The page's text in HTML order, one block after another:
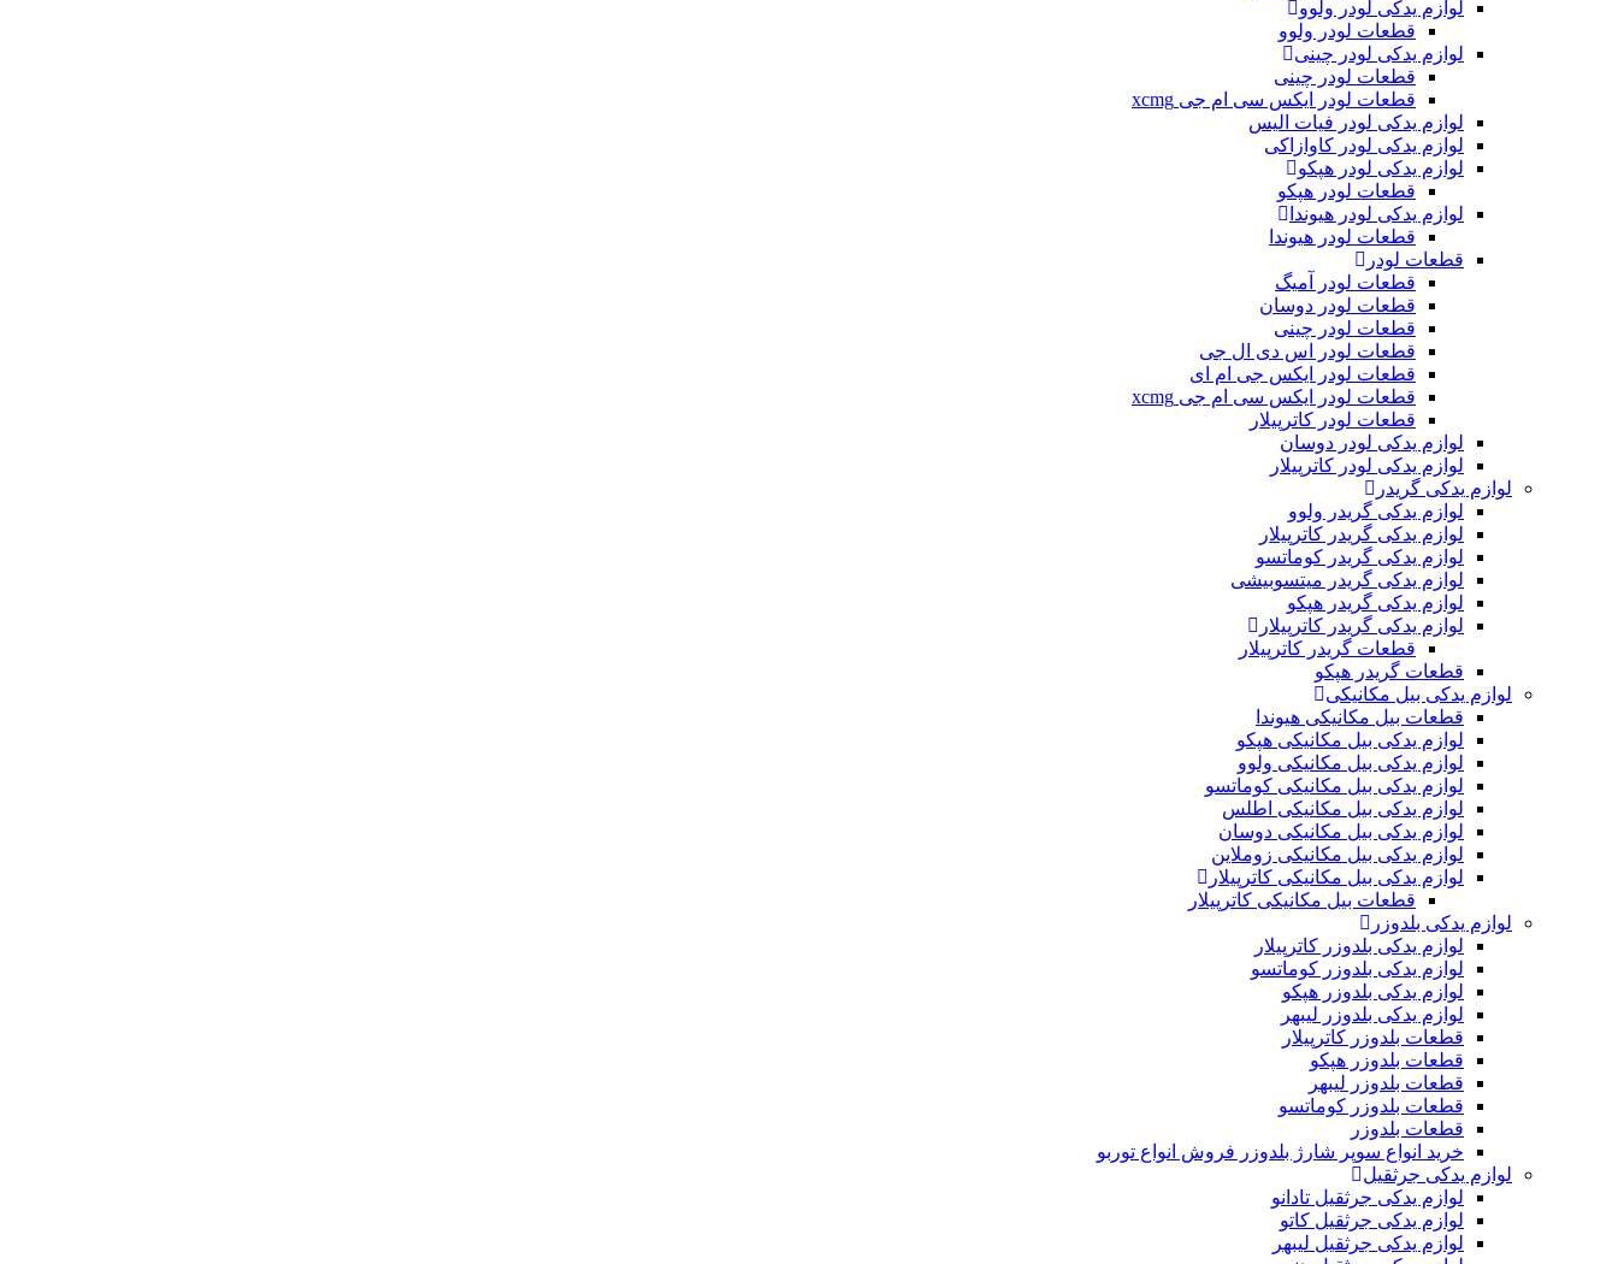
لوازم یدکی لودر ولوو
قطعات لودر ولوو
لوازم یدکی لودر چینی
قطعات لودر چینی
قطعات لودر ایکس سی ام جی xcmg
لوازم یدکی لودر فیات الیس
لوازم یدکی لودر کاوازاکی
لوازم یدکی لودر هپکو
قطعات لودر هپکو
لوازم یدکی لودر هیوندا
قطعات لودر هیوندا
قطعات لودر
قطعات لودر آمیگ
قطعات لودر دوسان
قطعات لودر چینی
قطعات لودر اس دی ال جی
قطعات لودر ایکس جی ام ای
قطعات لودر ایکس سی ام جی xcmg
قطعات لودر کاترپیلار
لوازم یدکی لودر دوسان
لوازم یدکی لودر کاترپیلار
لوازم یدکی گریدر
لوازم یدکی گریدر ولوو
لوازم یدکی گریدر کاترپیلار
لوازم یدکی گریدر کوماتسو
لوازم یدکی گریدر میتسوبیشی
لوازم یدکی گریدر هپکو
لوازم یدکی گریدر کاترپیلار
قطعات گریدر کاترپیلار
قطعات گریدر هپکو
لوازم یدکی بیل مکانیکی
قطعات بیل مکانیکی هیوندا
لوازم یدکی بیل مکانیکی هپکو
لوازم یدکی بیل مکانیکی ولوو
لوازم یدکی بیل مکانیکی کوماتسو
لوازم یدکی بیل مکانیکی اطلس
لوازم یدکی بیل مکانیکی دوسان
لوازم یدکی بیل مکانیکی زوملاین
لوازم یدکی بیل مکانیکی کاترپیلار
قطعات بیل مکانیکی کاترپیلار
لوازم یدکی بلدوزر
لوازم یدکی بلدوزر کاترپیلار
لوازم یدکی بلدوزر کوماتسو
لوازم یدکی بلدوزر هپکو
لوازم یدکی بلدوزر لیبهر
قطعات بلدوزر کاترپیلار
قطعات بلدوزر هپکو
قطعات بلدوزر لیبهر
قطعات بلدوزر کوماتسو
قطعات بلدوزر
خرید انواع سوپر شارژ بلدوزر فروش انواع توربو
لوازم یدکی جرثقیل
لوازم یدکی جرثقیل تادانو
لوازم یدکی جرثقیل کاتو
لوازم یدکی جرثقیل لیبهر